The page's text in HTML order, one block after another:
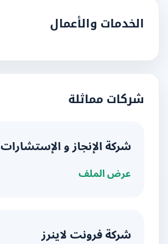
الخدمات والأعمال
شركات مماثلة
شركة الإنجاز و الإستشارات و
عرض الملف
شركة فرونت لاينرز